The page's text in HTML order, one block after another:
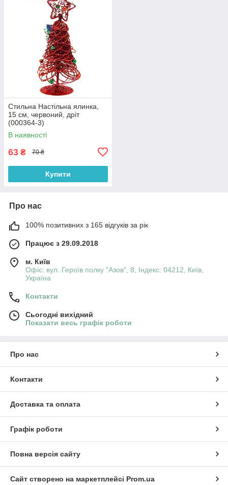
Стильна Настільна ялинка,
15 см, червоний, дріт
(000364-3)
В наявності
63 ₴ 70 ₴
Купити
Про нас
100% позитивних з 165 відгуків за рік
Працює з 29.09.2018
м. Київ
Офіс: вул. Героїв полку "Азов", 8, Індекс: 04212, Київ,
Україна
Контакти
Сьогодні вихідний
Показати весь графік роботи
Про нас
Контакти
Доставка та оплата
Графік роботи
Повна версія сайту
Сайт створено на маркетплейсі Prom.ua